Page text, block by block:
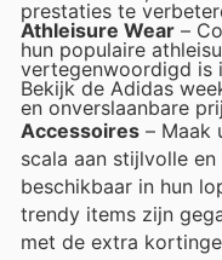
prestaties te
Athleisure Wear –
hun populaire
vertegenwoordigd is
Bekijk de Adidas
en onverslaanbare
Accessoires – Maak
scala aan stijlvolle
beschikbaar in hun
trendy items zijn
met de extra